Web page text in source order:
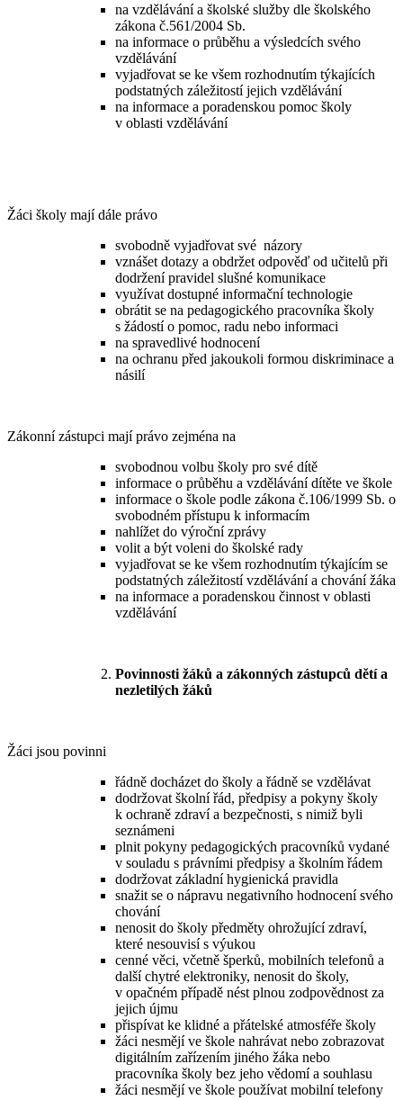
na vzdělávání a školské služby dle školského
zákona č.561/2004 Sb.
na informace o průběhu a výsledcích svého
vzdělávání
vyjadřovat se ke všem rozhodnutím týkajících
podstatných záležitostí jejich vzdělávání
na informace a poradenskou pomoc školy
v oblasti vzdělávání
Žáci školy mají dále právo
svobodně vyjadřovat své názory
vznášet dotazy a obdržet odpověď od učitelů při
dodržení pravidel slušné komunikace
využívat dostupné informační technologie
obrátit se na pedagogického pracovníka školy
s žádostí o pomoc, radu nebo informaci
na spravedlivé hodnocení
na ochranu před jakoukoli formou diskriminace a
násilí
Zákonní zástupci mají právo zejména na
svobodnou volbu školy pro své dítě
informace o průběhu a vzdělávání dítěte ve škole
informace o škole podle zákona č.106/1999 Sb. o
svobodném přístupu k informacím
nahlížet do výroční zprávy
volit a být voleni do školské rady
vyjadřovat se ke všem rozhodnutím týkajícím se
podstatných záležitostí vzdělávání a chování žáka
na informace a poradenskou činnost v oblasti
vzdělávání
Povinnosti žáků a zákonných zástupců dětí a
nezletilých žáků
Žáci jsou povinni
řádně docházet do školy a řádně se vzdělávat
dodržovat školní řád, předpisy a pokyny školy
k ochraně zdraví a bezpečnosti, s nimiž byli
seznámeni
plnit pokyny pedagogických pracovníků vydané
v souladu s právními předpisy a školním řádem
dodržovat základní hygienická pravidla
snažit se o nápravu negativního hodnocení svého
chování
nenosit do školy předměty ohrožující zdraví,
které nesouvisí s výukou
cenné věci, včetně šperků, mobilních telefonů a
další chytré elektroniky, nenosit do školy,
v opačném případě nést plnou zodpovědnost za
jejich újmu
přispívat ke klidné a přátelské atmosféře školy
žáci nesmějí ve škole nahrávat nebo zobrazovat
digitálním zařízením jiného žáka nebo
pracovníka školy bez jeho vědomí a souhlasu
žáci nesmějí ve škole používat mobilní telefony